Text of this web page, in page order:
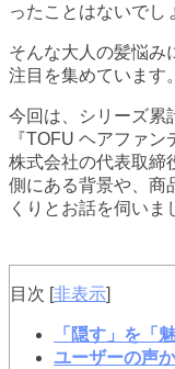
ったことはないでし
そんな大人の髪悩み
注目を集めています。
今回は、シリーズ累
『TOFU ヘアファ
株式会社の代表取締
側にある背景や、商
くりとお話を伺いま
目次 [非表示]
「隠す」を「
ユーザーの声